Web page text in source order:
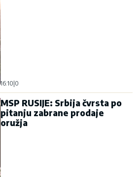
16:10 0
MSP RUSIJE: Srbija čvrsta po
pitanju zabrane prodaje
oružja